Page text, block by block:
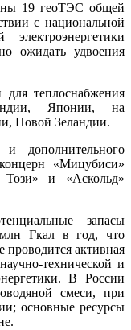
19 геоТЭС общей
с национальной
удвоения
для теплоснабжения
Японии, на
Новой Зеландии.
дополнительного
«Мицубиси»
и «Аскольд»
запасы
Гкал в год, что
проводится активная
технической и
В России
смеси, при
основные ресурсы